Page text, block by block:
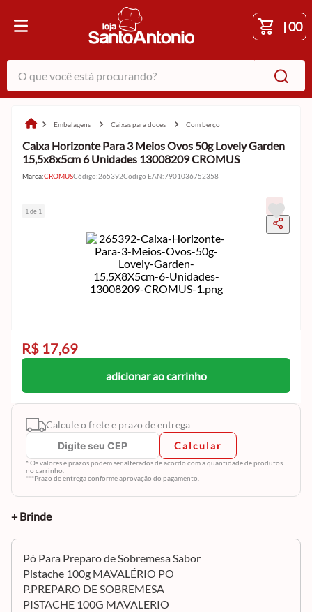
|00
O que você está procurando?
embalagens caixas para doces com berço
Caixa Horizonte Para 3 Meios Ovos 50g Lovely Garden
15,5x8x5cm 6 Unidades 13008209 CROMUS
Marca:CROMUSCódigo:265392Código EAN:7901036752358
1 de 1
R$ 17,69
adicionar ao carrinho
Calcule o frete e prazo de entrega
Calcular
* Os valores e prazos podem ser alterados de acordo com a quantidade de produtos
no carrinho.
***Prazo de entrega conforme aprovação do pagamento.
+ Brinde
Pó Para Preparo de Sobremesa Sabor
Pistache 100g MAVALÉRIO PO
P.PREPARO DE SOBREMESA
PISTACHE 100G MAVALERIO